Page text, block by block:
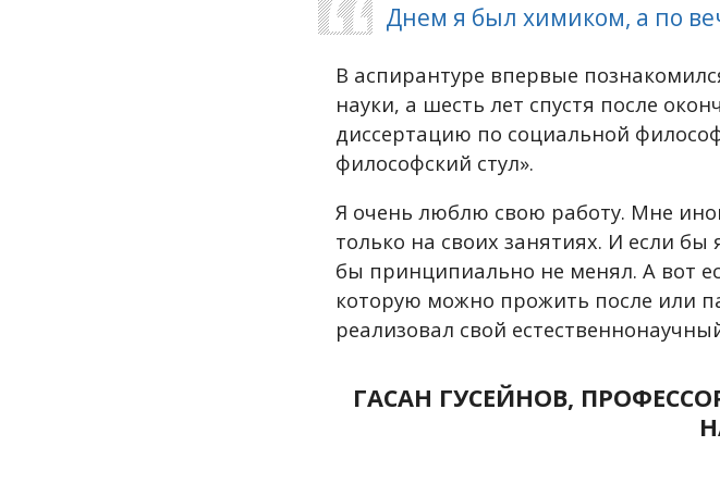
Днем я был химиком, а по
В аспирантуре впервые
науки, а шесть лет спустя после
диссертацию по социальной
философский стул».
Я очень люблю свою работу. Мне
только на своих занятиях. И если
бы принципиально не менял. А вот
которую можно прожить после или
реализовал свой
ГАСАН ГУСЕЙНОВ,